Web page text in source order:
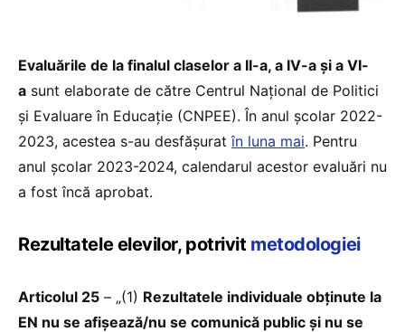
Evaluările de la finalul claselor a II-a, a IV-a și a VI-
a sunt elaborate de către Centrul Național de Politici
și Evaluare în Educație (CNPEE). În anul școlar 2022-
2023, acestea s-au desfășuratîn luna mai. Pentru
anul școlar 2023-2024, calendarul acestor evaluări nu
a fost încă aprobat.
Rezultatele elevilor, potrivit metodologiei
Articolul 25 – „(1) Rezultatele individuale obţinute la
EN nu se afişează/nu se comunică public şi nu se